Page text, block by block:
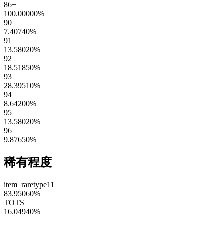
86+
100.00000%
90
7.40740%
91
13.58020%
92
18.51850%
93
28.39510%
94
8.64200%
95
13.58020%
96
9.87650%
稀有程度
item_raretype11
83.95060%
TOTS
16.04940%